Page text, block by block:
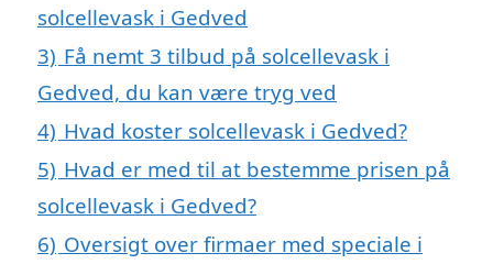
solcellevask i Gedved
3) Få nemt 3 tilbud på solcellevask i
Gedved, du kan være tryg ved
4) Hvad koster solcellevask i Gedved?
5) Hvad er med til at bestemme prisen på
solcellevask i Gedved?
6) Oversigt over firmaer med speciale i